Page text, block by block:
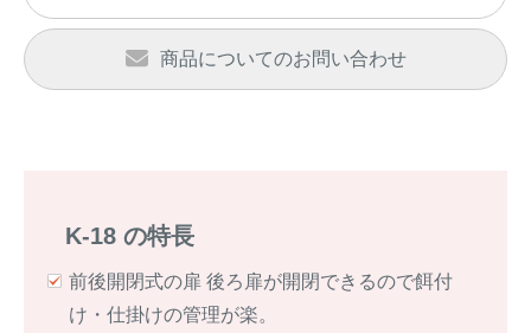
商品についてのお問い合わせ
K-18 の特長
前後開閉式の扉 後ろ扉が開閉できるので餌付
け・仕掛けの管理が楽。